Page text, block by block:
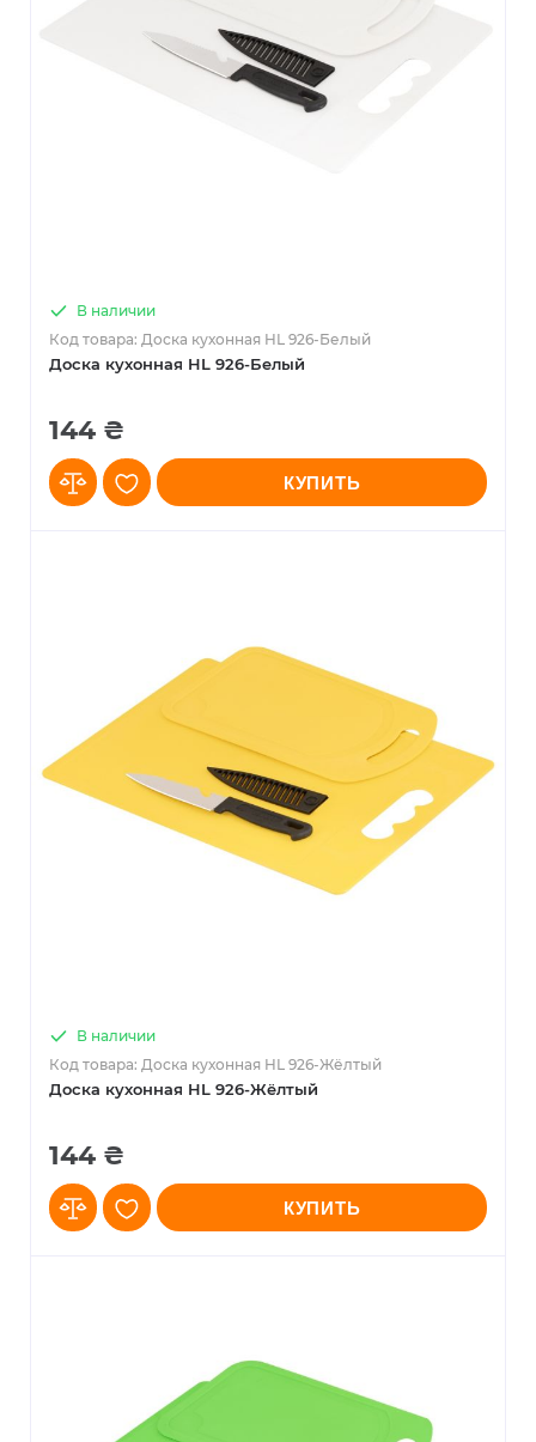
Доска кухонная HL 926-Белый
В наличии
Код товара: Доска кухонная HL 926-Белый
144 ₴
КУПИТЬ
Доска кухонная HL 926-Жёлтый
В наличии
Код товара: Доска кухонная HL 926-Жёлтый
144 ₴
КУПИТЬ